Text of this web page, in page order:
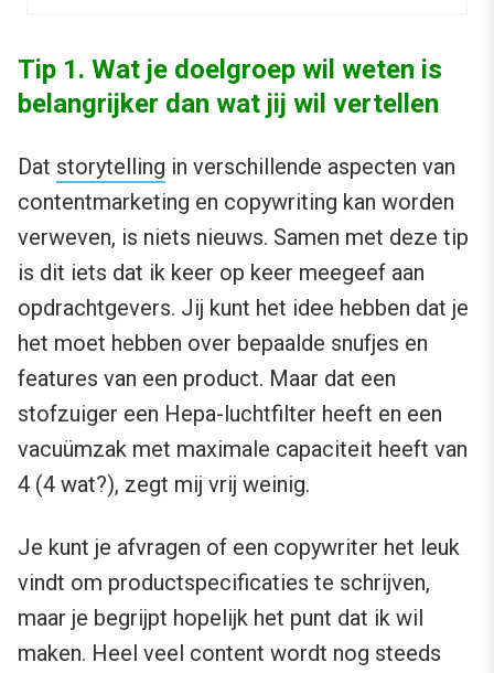
Tip 1. Wat je doelgroep wil weten is
belangrijker dan wat jij wil vertellen
Dat storytelling in verschillende aspecten van
contentmarketing en copywriting kan worden
verweven, is niets nieuws. Samen met deze tip
is dit iets dat ik keer op keer meegeef aan
opdrachtgevers. Jij kunt het idee hebben dat je
het moet hebben over bepaalde snufjes en
features van een product. Maar dat een
stofzuiger een Hepa-luchtfilter heeft en een
vacuümzak met maximale capaciteit heeft van
4 (4 wat?), zegt mij vrij weinig.
Je kunt je afvragen of een copywriter het leuk
vindt om productspecificaties te schrijven,
maar je begrijpt hopelijk het punt dat ik wil
maken. Heel veel content wordt nog steeds